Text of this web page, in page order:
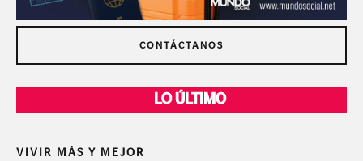
CONTÁCTANOS
LO ÚLTIMO
VIVIR MÁS Y MEJOR